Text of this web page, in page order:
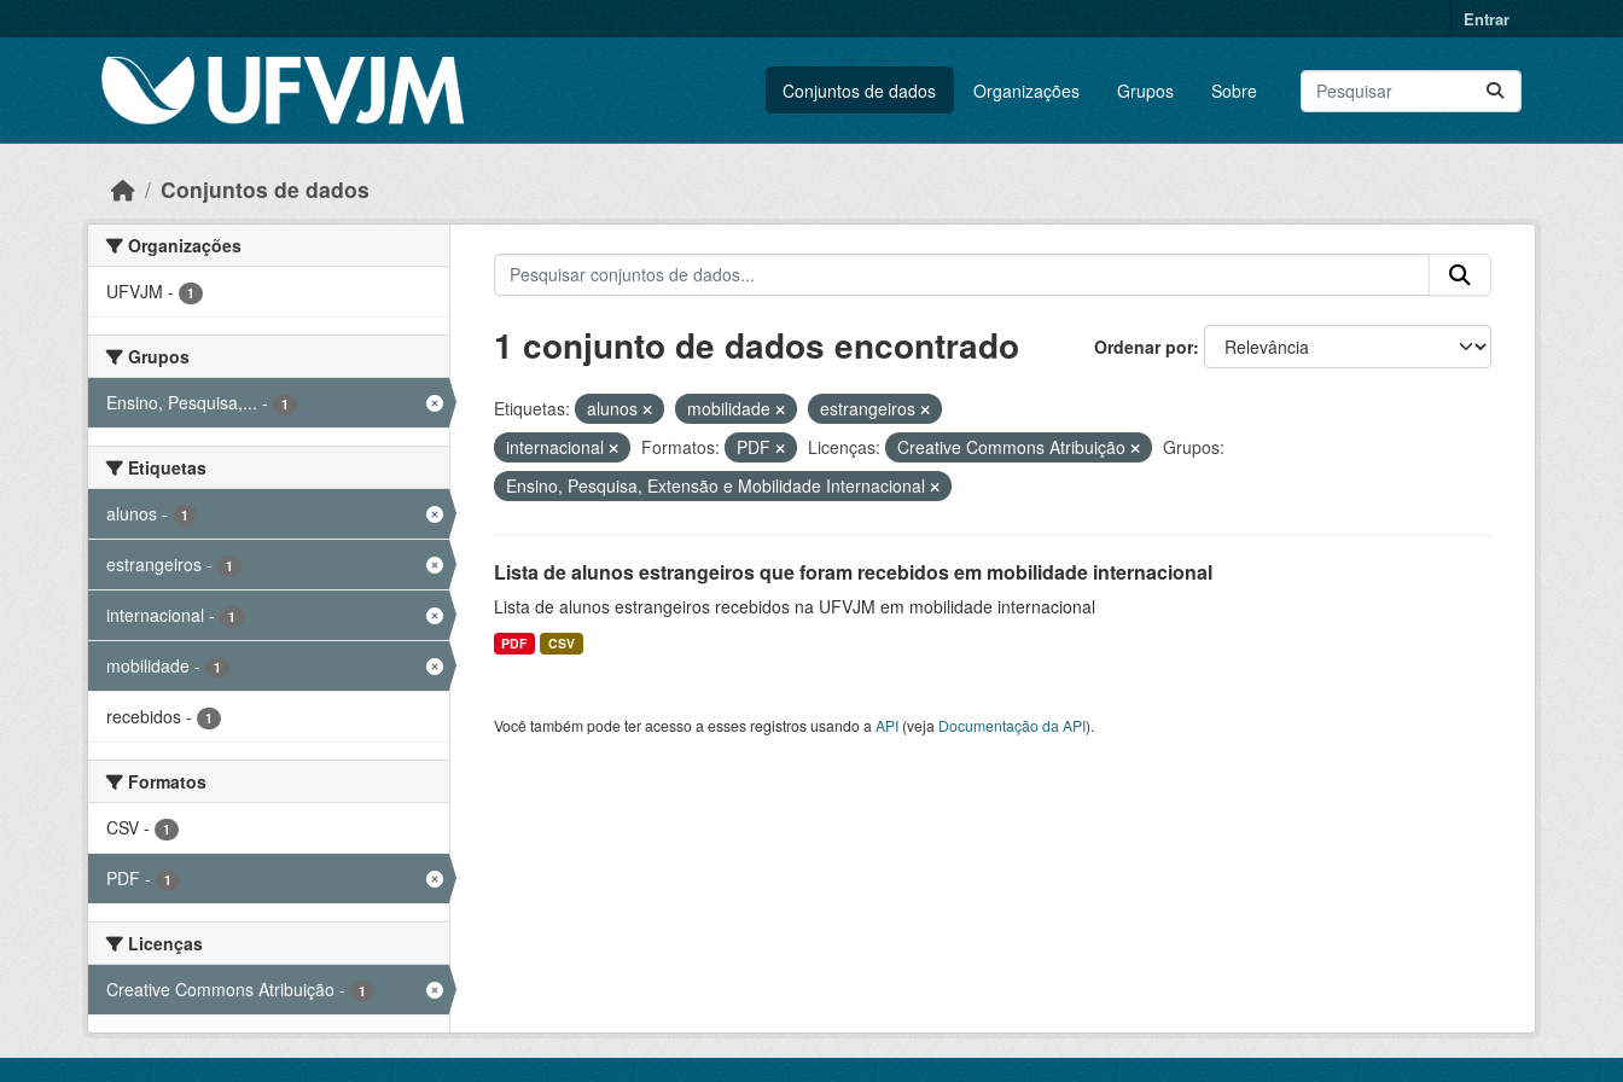
Entrar
Conjuntos de dados Organizações Grupos Sobre
Conjuntos de dados
Organizações
UFVJM - 1
Grupos
Ensino, Pesquisa,... - 1
Etiquetas
alunos - 1
estrangeiros - 1
internacional - 1
mobilidade - 1
recebidos - 1
Formatos
CSV - 1
PDF - 1
Licenças
Creative Commons Atribuição - 1
Ordenar por
1 conjunto de dados encontrado
Etiquetas: alunos mobilidade
estrangeiros
internacional
Formatos: PDF Licenças: Creative Commons Atribuição
Grupos:
Ensino, Pesquisa, Extensão e Mobilidade Internacional
Lista de alunos estrangeiros que foram recebidos em mobilidade internacional
Lista de alunos estrangeiros recebidos na UFVJM em mobilidade internacional
PDF CSV
Você também pode ter acesso a esses registros usando a API(veja Documentação da API).